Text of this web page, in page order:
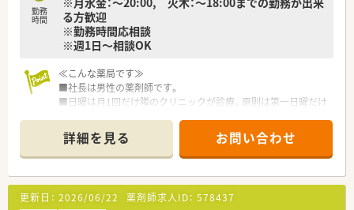
勤務
時間
る方歓迎
※勤務時間応相談
※週1日～相談OK
≪こんな薬局です≫
■社長は男性の薬剤師です。
■日曜は月1回だけ隣のクリニックが診療。原則は第一日曜だけ
■シフトは週1日から相談OKです！
まずは、お気軽にお問合せください♪
詳細を見る お問い合わせ
更新日： 2026/06/22 薬剤師求人ID： 578437